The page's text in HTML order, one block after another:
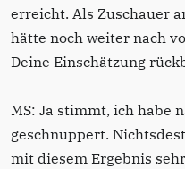
erreicht. Als Zuschauer
hätte noch weiter nach
Deine Einschätzung
MS: Ja stimmt, ich habe
geschnuppert.
mit diesem Ergebnis